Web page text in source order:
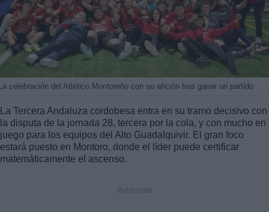
celebración del Atlético Montoreño con su afición tras ganar un partido
La Tercera Andaluza cordobesa entra en su tramo decisivo con
la disputa de la jornada 28, tercera por la cola, y con mucho en
juego para los equipos del Alto Guadalquivir. El gran foco
estará puesto en Montoro, donde el líder puede certificar
matemáticamente el ascenso.